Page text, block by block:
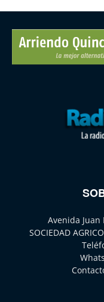
Avenida
SOCIEDAD